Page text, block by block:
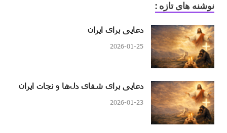
نوشنه های تازه :
دعایی برای ایران
2026-01-25
دعایی برای شفای دل‌ها و نجات ایران
2026-01-23